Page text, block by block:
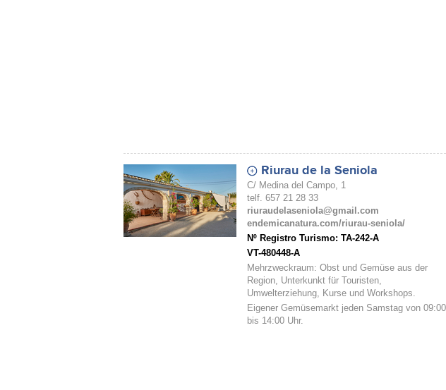
Riurau de la Seniola
C/ Medina del Campo, 1
telf. 657 21 28 33
riuraudelaseniola@gmail.com
endemicanatura.com/riurau-seniola/
Nº Registro Turismo: TA-242-A
VT-480448-A
Mehrzweckraum: Obst und Gemüse aus der
Region, Unterkunkt für Touristen,
Umwelterziehung, Kurse und Workshops.
Eigener Gemüsemarkt jeden Samstag von 09:00
bis 14:00 Uhr.